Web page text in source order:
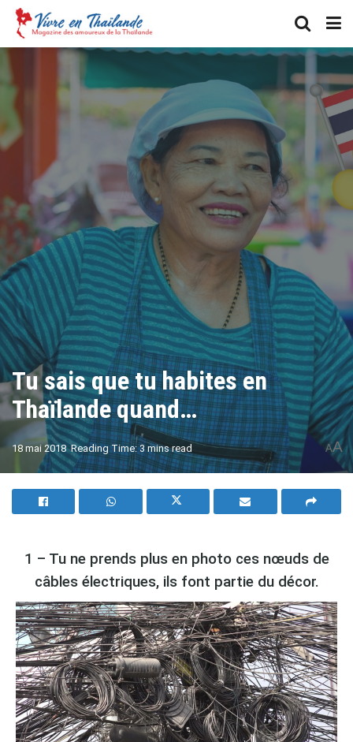
Tu sais que tu habites en
Thaïlande quand…
18 mai 2018 Reading Time: 3 mins read AA
1 – Tu ne prends plus en photo ces nœuds de
câbles électriques, ils font partie du décor.